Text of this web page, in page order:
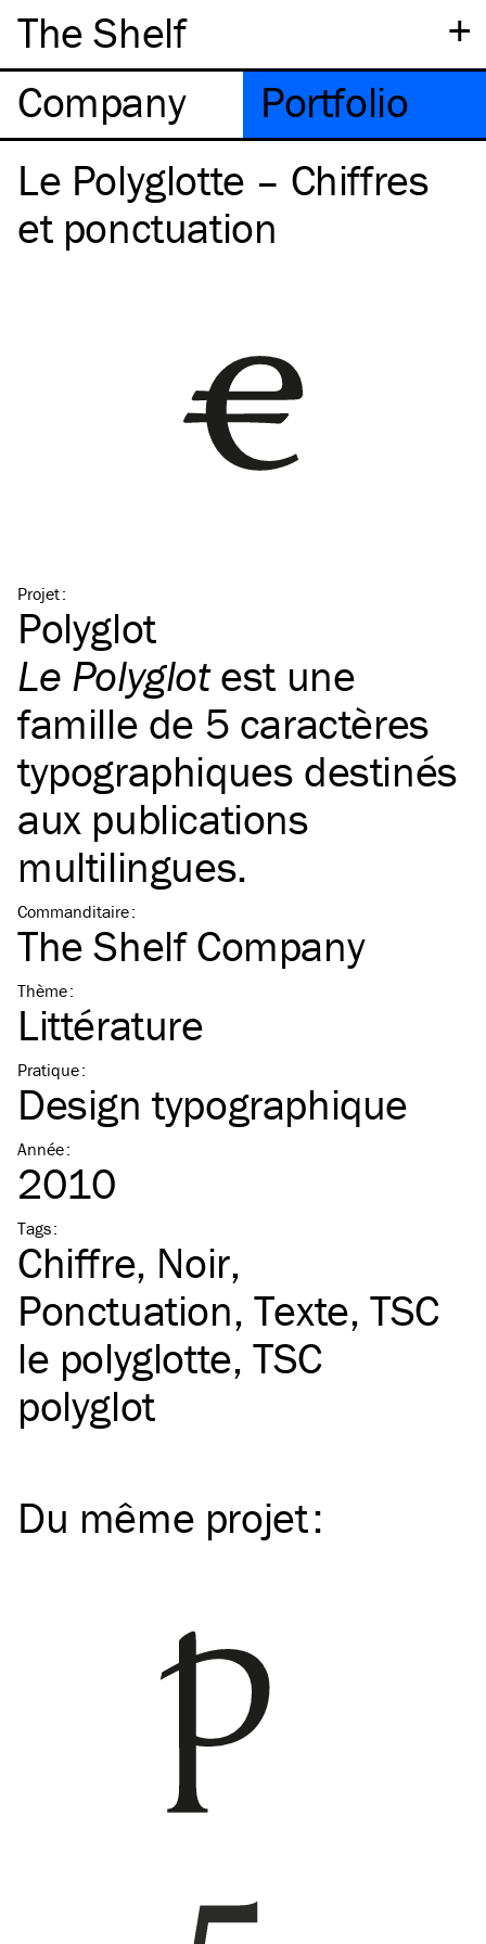
+
The Shelf
Company
Portfolio
Le Polyglotte – Chiffres
et ponctuation
Projet:
Polyglot
Le Polyglotest une
famille de 5 caractères
typographiques destinés
aux publications
multilingues.
Commanditaire:
The Shelf Company
Thème:
Littérature
Pratique:
Design typographique
Année:
2010
Tags:
Chiffre Noir
Ponctuation Texte TSC
le polyglotte TSC
polyglot
Du même projet: